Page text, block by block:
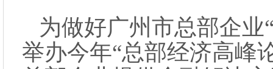
为做好广州市总部企
举办今年“总部经济高峰